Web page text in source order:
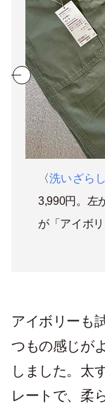
〈洗いざら
3,990円。左
が「アイボ
アイボリーも
つもの感じが
しました。太
レートで、柔